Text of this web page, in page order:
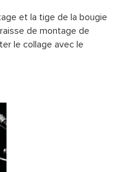
et la tige de la bougie
de montage de
le collage avec le